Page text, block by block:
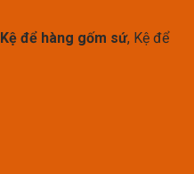
Kệ để hàng gốm sứ, Kệ để